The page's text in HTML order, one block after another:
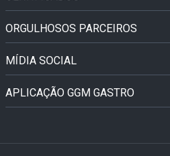
ORGULHOSOS PARCEIROS
MÍDIA SOCIAL
APLICAÇÃO GGM GASTRO